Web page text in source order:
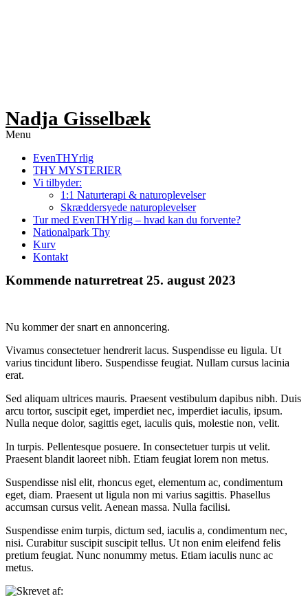
Nadja Gisselbæk
Menu
EvenTHYrlig
THY MYSTERIER
Vi tilbyder:
1:1 Naturterapi & naturoplevelser
Skræddersyede naturoplevelser
Tur med EvenTHYrlig – hvad kan du forvente?
Nationalpark Thy
Kurv
Kontakt
Kommende naturretreat 25. august 2023
Nu kommer der snart en annoncering.
Vivamus consectetuer hendrerit lacus. Suspendisse eu ligula. Ut
varius tincidunt libero. Suspendisse feugiat. Nullam cursus lacinia
erat.
Sed aliquam ultrices mauris. Praesent vestibulum dapibus nibh. Duis
arcu tortor, suscipit eget, imperdiet nec, imperdiet iaculis, ipsum.
Nulla neque dolor, sagittis eget, iaculis quis, molestie non, velit.
In turpis. Pellentesque posuere. In consectetuer turpis ut velit.
Praesent blandit laoreet nibh. Etiam feugiat lorem non metus.
Suspendisse nisl elit, rhoncus eget, elementum ac, condimentum
eget, diam. Praesent ut ligula non mi varius sagittis. Phasellus
accumsan cursus velit. Aenean massa. Nulla facilisi.
Suspendisse enim turpis, dictum sed, iaculis a, condimentum nec,
nisi. Curabitur suscipit suscipit tellus. Ut non enim eleifend felis
pretium feugiat. Nunc nonummy metus. Etiam iaculis nunc ac
metus.